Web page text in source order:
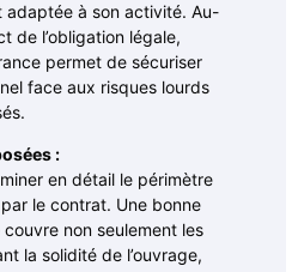
à son activité. Au-
de l’obligation légale,
permet de sécuriser
face aux risques lourds
:
en détail le périmètre
le contrat. Une bonne
non seulement les
la solidité de l’ouvrage,